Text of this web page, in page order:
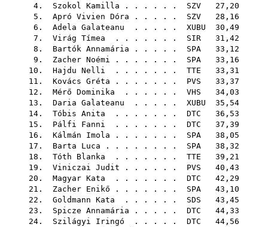
4. Szokol Kamilla . . . . . . SZV 27,20
5. Apró Vivien Dóra . . . . . SZV 28,16
6. Adela Galateanu . . . . . XUBU 30,49
7. Virág Tímea . . . . . . . SIR 31,42
8. Bartók Annamária . . . . . SPA 33,12
9. Zacher Noémi . . . . . . . SPA 33,16
10. Hajdu Nelli . . . . . . . TTE 33,31
11. Kovács Gréta . . . . . . . PVS 33,37
12. Mérő Dominika . . . . . . VHS 34,03
13. Daria Galateanu . . . . . XUBU 35,54
14. Tóbis Anita . . . . . . . DTC 36,53
15. Pálfi Fanni . . . . . . . DTC 37,39
16. Kálmán Imola . . . . . . . SPA 38,05
17. Barta Luca . . . . . . . . SPA 38,32
18. Tóth Blanka . . . . . . . TTE 39,21
19. Viniczai Judit . . . . . . PVS 40,43
20. Magyar Kata . . . . . . . DTC 42,29
21. Zacher Enikő . . . . . . . SPA 43,10
22. Goldmann Kata . . . . . . SDS 43,45
23. Spicze Annamária . . . . . DTC 44,33
24. Szilágyi Iringó . . . . . DTC 44,56